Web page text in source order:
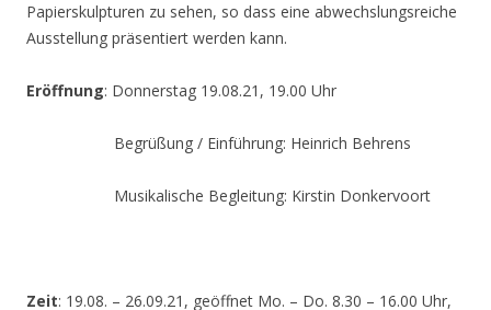
Papierskulpturen zu sehen, so dass eine abwechslungsreiche
Ausstellung präsentiert werden kann.
Eröffnung: Donnerstag 19.08.21, 19.00 Uhr
Begrüßung / Einführung: Heinrich Behrens
Musikalische Begleitung: Kirstin Donkervoort
Zeit: 19.08. – 26.09.21, geöffnet Mo. – Do. 8.30 – 16.00 Uhr,